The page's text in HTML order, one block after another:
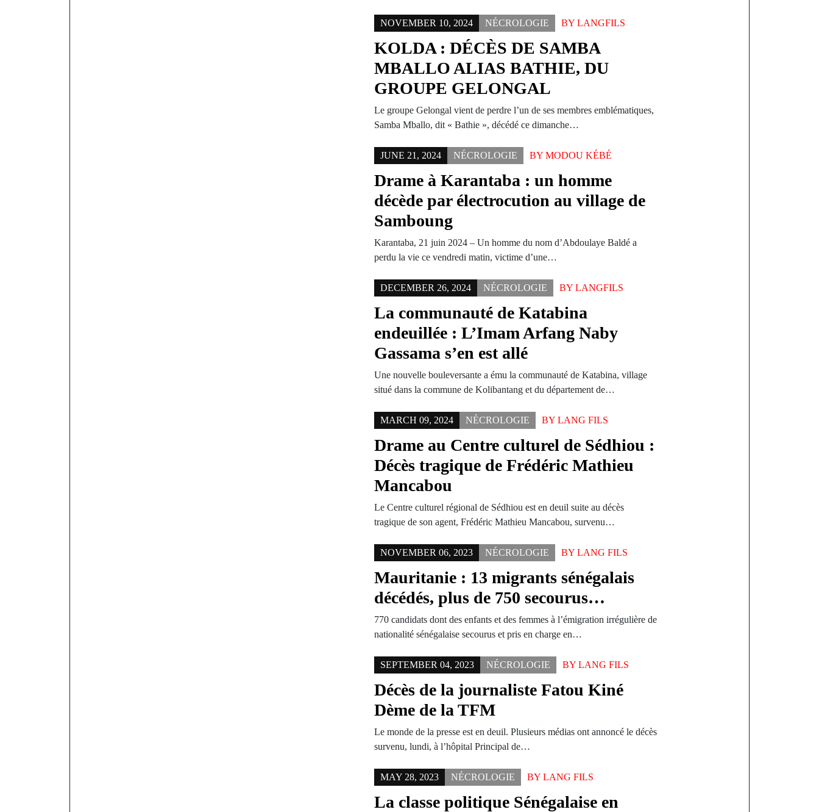
NOVEMBER 10, 2024 NÉCROLOGIE BYLANGFILS
KOLDA : DÉCÈS DE SAMBA
MBALLO ALIAS BATHIE, DU
GROUPE GELONGAL
Le groupe Gelongal vient de perdre l’un de ses membres emblématiques,
Samba Mballo, dit « Bathie », décédé ce dimanche…
JUNE 21, 2024 NÉCROLOGIE BYMODOU KÉBÉ
Drame à Karantaba : un homme
décède par électrocution au village de
Samboung
Karantaba, 21 juin 2024 – Un homme du nom d’Abdoulaye Baldé a
perdu la vie ce vendredi matin, victime d’une…
DECEMBER 26, 2024 NÉCROLOGIE BYLANGFILS
La communauté de Katabina
endeuillée : L’Imam Arfang Naby
Gassama s’en est allé
Une nouvelle bouleversante a ému la communauté de Katabina, village
situé dans la commune de Kolibantang et du département de…
MARCH 09, 2024 NÉCROLOGIE BYLANG FILS
Drame au Centre culturel de Sédhiou :
Décès tragique de Frédéric Mathieu
Mancabou
Le Centre culturel régional de Sédhiou est en deuil suite au décès
tragique de son agent, Frédéric Mathieu Mancabou, survenu…
NOVEMBER 06, 2023 NÉCROLOGIE BYLANG FILS
Mauritanie : 13 migrants sénégalais
décédés, plus de 750 secourus…
770 candidats dont des enfants et des femmes à l’émigration irrégulière de
nationalité sénégalaise secourus et pris en charge en…
SEPTEMBER 04, 2023 NÉCROLOGIE BYLANG FILS
Décès de la journaliste Fatou Kiné
Dème de la TFM
Le monde de la presse est en deuil. Plusieurs médias ont annoncé le décès
survenu, lundi, à l’hôpital Principal de…
MAY 28, 2023 NÉCROLOGIE BYLANG FILS
La classe politique Sénégalaise en